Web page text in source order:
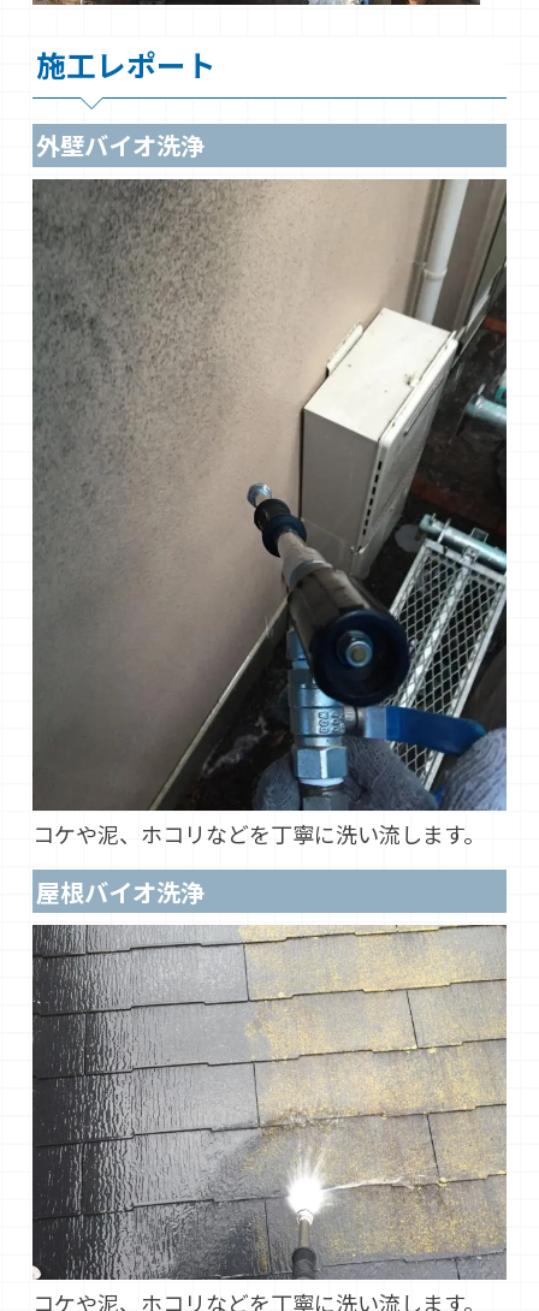
施工レポート
外壁バイオ洗浄
コケや泥、ホコリなどを丁寧に洗い流します。
屋根バイオ洗浄
コケや泥、ホコリなどを丁寧に洗い流します。